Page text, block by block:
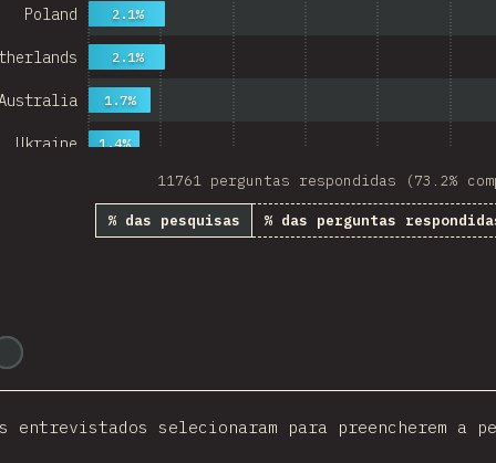
Ukraine
Poland
1.3%
1.4%
1.7%
2.1%
2.1%
11761 perguntas respondidas (73.2%
% das pesquisas % das perguntas
entrevistados selecionaram para preencherem a